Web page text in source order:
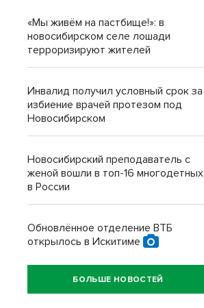
«Мы живём на пастбище!»: в
новосибирском селе лошади
терроризируют жителей
Инвалид получил условный срок за
избиение врачей протезом под
Новосибирском
Новосибирский преподаватель с
женой вошли в топ-16 многодетных
в России
Обновлённое отделение ВТБ
открылось в Искитиме
БОЛЬШЕ НОВОСТЕЙ